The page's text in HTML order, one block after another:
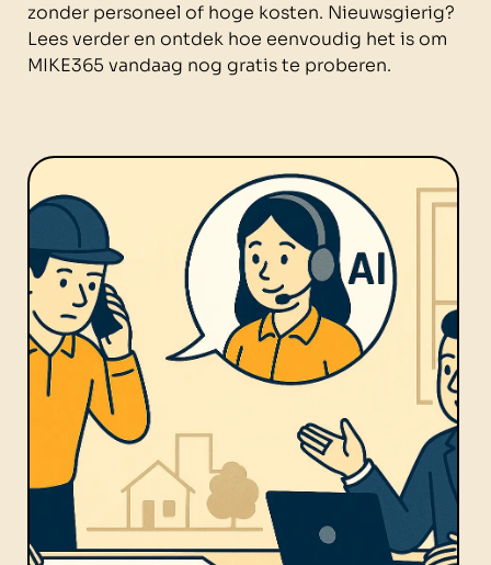
zonder personeel of hoge kosten. Nieuwsgierig?
Lees verder en ontdek hoe eenvoudig het is om
MIKE365 vandaag nog gratis te proberen.